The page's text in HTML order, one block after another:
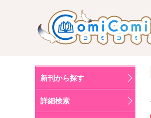
新刊から探す
詳細検索